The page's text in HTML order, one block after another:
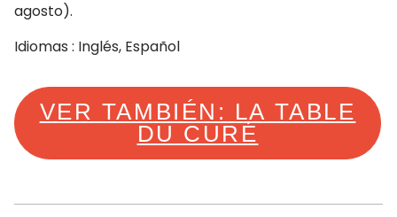
agosto).
Idiomas : Inglés, Español
VER TAMBIÉN: LA TABLE
DU CURÉ